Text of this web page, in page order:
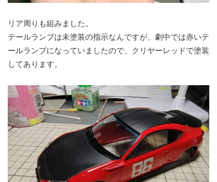
リア周りも組みました。
テールランプは未塗装の指示なんですが、劇中では赤いテ
ールランプになっていましたので、クリヤーレッドで塗装
してあります。